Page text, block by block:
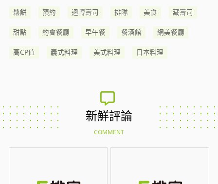
鬆餅 預約 迴轉壽司 排隊 美食 藏壽司
甜點 約會餐廳 早午餐 餐酒館 網美餐廳
高CP值 義式料理 美式料理 日本料理
新鮮評論
COMMENT